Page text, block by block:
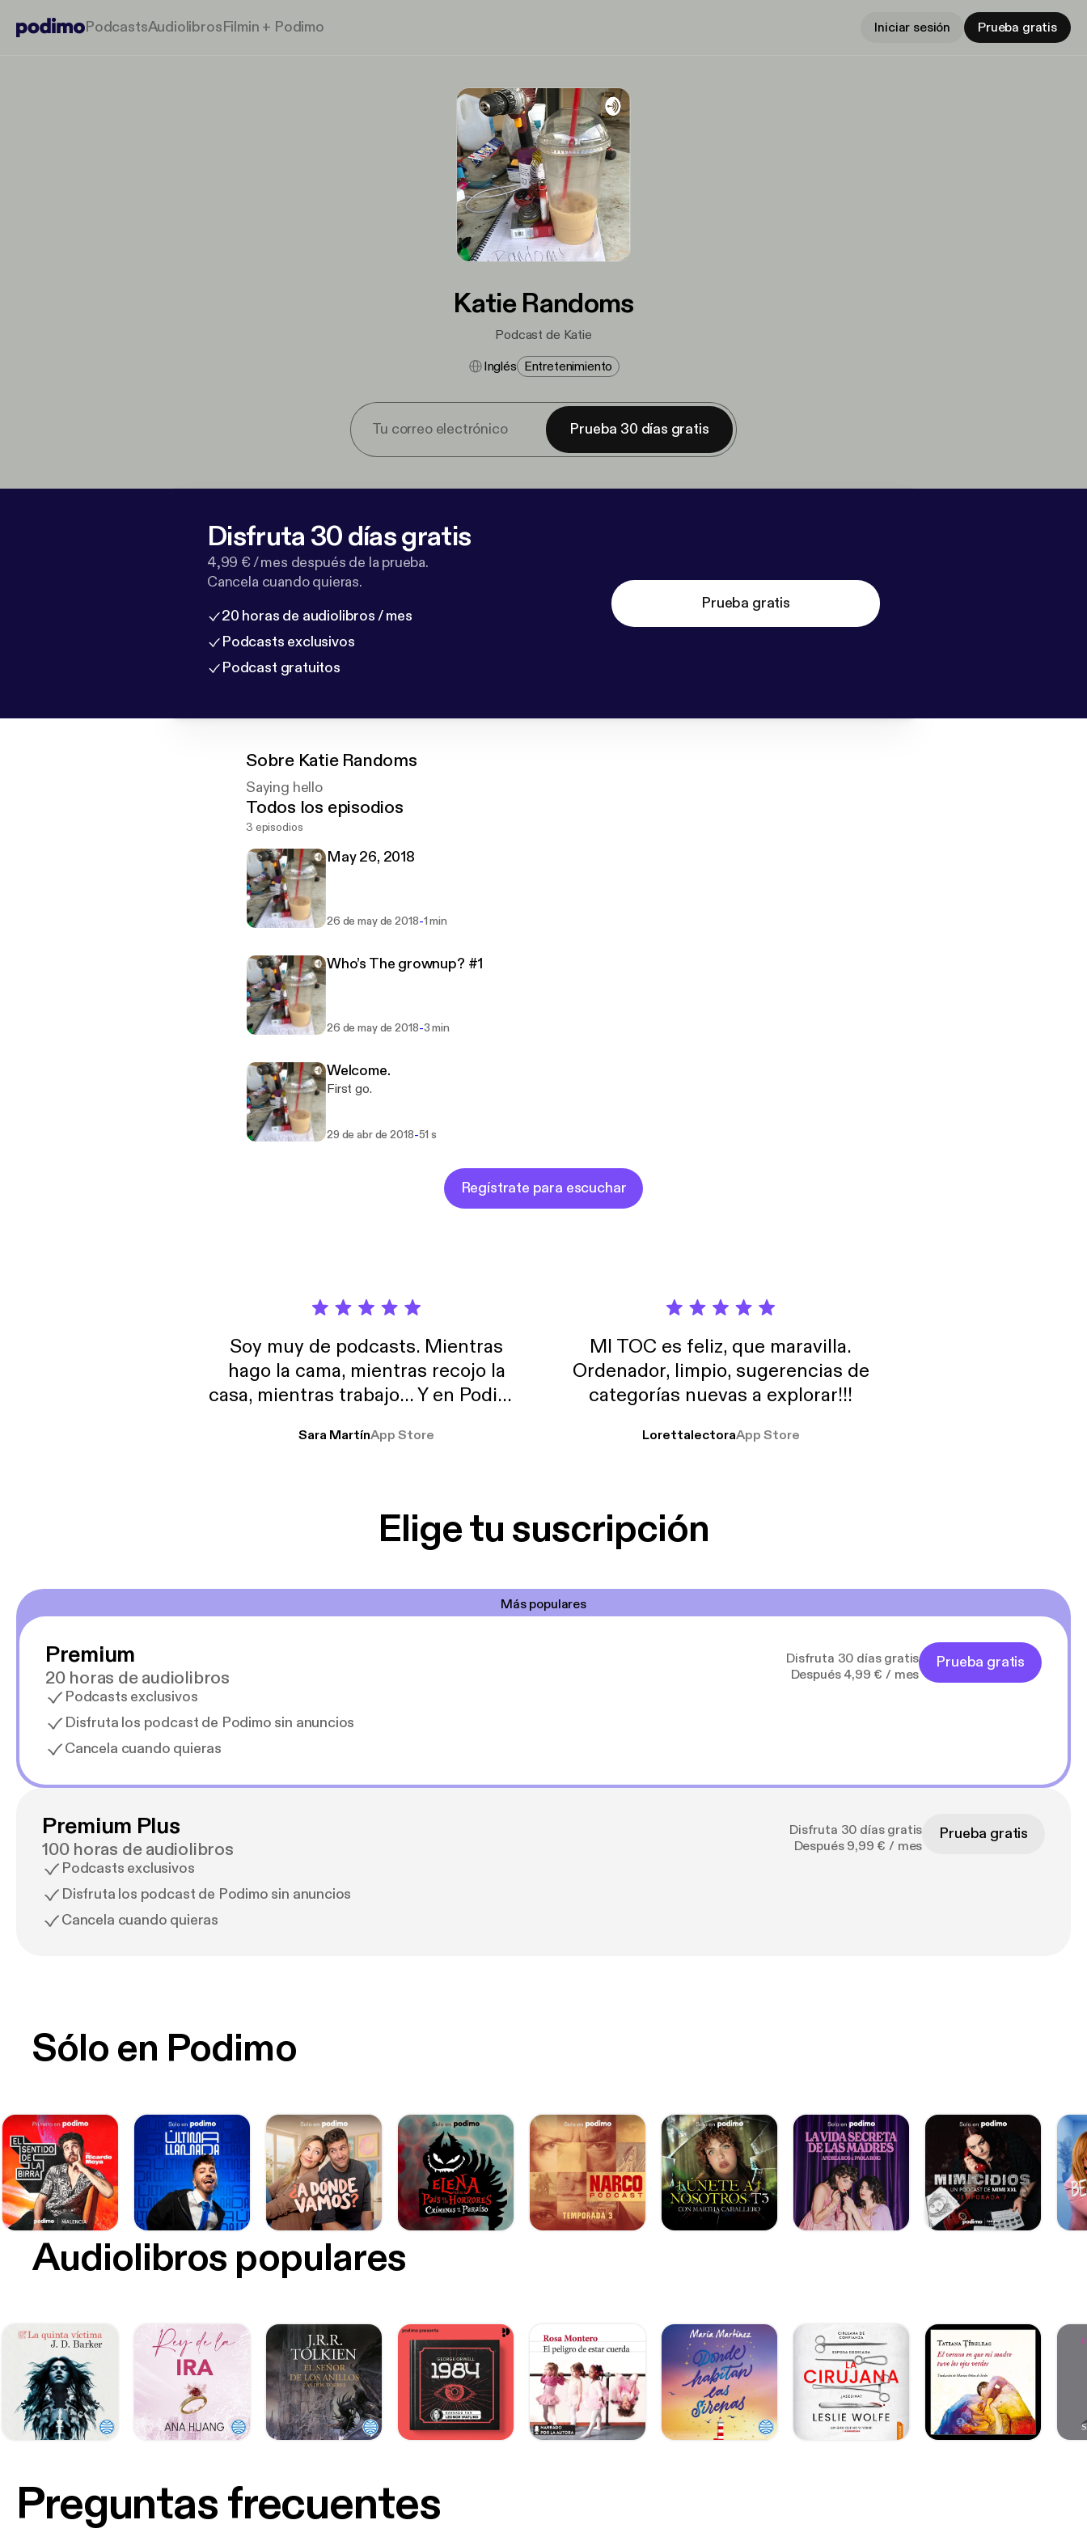
PodcastsAudiolibrosFilmin + Podimo Iniciar sesión Prueba gratis
Katie Randoms
Podcast de Katie
Inglés Entretenimiento
Prueba 30 días gratis
Disfruta 30 días gratis
4,99 € / mes después de la prueba.
Cancela cuando quieras.
20 horas de audiolibros / mes
Podcasts exclusivos
Podcast gratuitos
Prueba gratis
Sobre Katie Randoms
Saying hello
Todos los episodios
3 episodios
May 26, 2018
26 de may de 2018-1 min
Who’s The grownup? #1
26 de may de 2018-3 min
Welcome.
First go.
29 de abr de 2018-51 s
Regístrate para escuchar
Soy muy de podcasts. Mientras
hago la cama, mientras recojo la
casa, mientras trabajo… Y en Podimo
encantan. De emprendimiento, de
Sara MartínApp Store
MI TOC es feliz, que maravilla.
Ordenador, limpio, sugerencias de
categorías nuevas a explorar!!!
LorettalectoraApp Store
Elige tu suscripción
Más populares
Premium
20 horas de audiolibros
Podcasts exclusivos
Disfruta los podcast de Podimo sin anuncios
Cancela cuando quieras
Disfruta 30 días gratis
Después 4,99 € / mes
Prueba gratis
Premium Plus
100 horas de audiolibros
Podcasts exclusivos
Disfruta los podcast de Podimo sin anuncios
Cancela cuando quieras
Disfruta 30 días gratis
Después 9,99 € / mes
Prueba gratis
Sólo en Podimo
Audiolibros populares
Preguntas frecuentes